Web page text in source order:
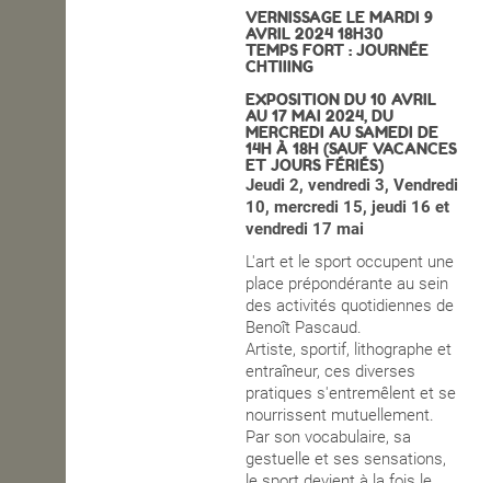
VERNISSAGE LE MARDI 9
AVRIL 2024 18H30
TEMPS FORT : JOURNÉE
CHTIIING
EXPOSITION DU 10 AVRIL
AU 17 MAI 2024,DU
MERCREDI AU SAMEDI DE
14H À 18H (SAUF VACANCES
ET JOURS FÉRIÉS)
Jeudi 2, vendredi 3,Vendredi
10, mercredi 15, jeudi 16 et
vendredi 17 mai
L'art et le sport occupent une
place prépondérante au sein
des activités quotidiennes de
Benoît Pascaud.
Artiste, sportif, lithographe et
entraîneur, ces diverses
pratiques s'entremêlent et se
nourrissent mutuellement.
Par son vocabulaire, sa
gestuelle et ses sensations,